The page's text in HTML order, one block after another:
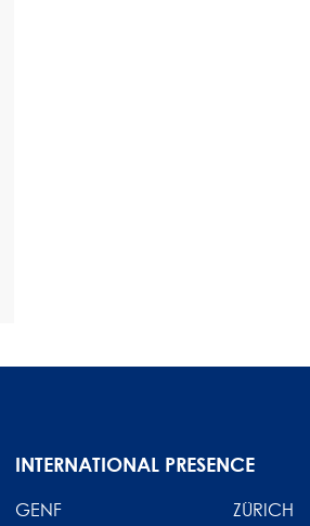
INTERNATIONAL PRESENCE
GENF
ZÜRICH